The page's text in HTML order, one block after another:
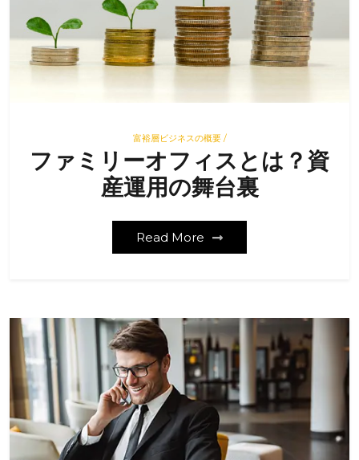
富裕層ビジネスの概要 /
ファミリーオフィスとは？資
産運用の舞台裏
Read More